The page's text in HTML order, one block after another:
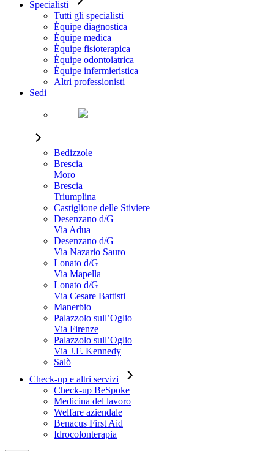
Specialisti
Tutti gli specialisti
Équipe diagnostica
Équipe medica
Équipe fisioterapica
Équipe odontoiatrica
Équipe infermieristica
Altri professionisti
Sedi
Bedizzole
Brescia
Moro
Brescia
Triumplina
Castiglione delle Stiviere
Desenzano d/G
Via Adua
Desenzano d/G
Via Nazario Sauro
Lonato d/G
Via Mapella
Lonato d/G
Via Cesare Battisti
Manerbio
Palazzolo sull’Oglio
Via Firenze
Palazzolo sull’Oglio
Via J.F. Kennedy
Salò
Check-up e altri servizi
Check-up BeSpoke
Medicina del lavoro
Welfare aziendale
Benacus First Aid
Idrocolonterapia